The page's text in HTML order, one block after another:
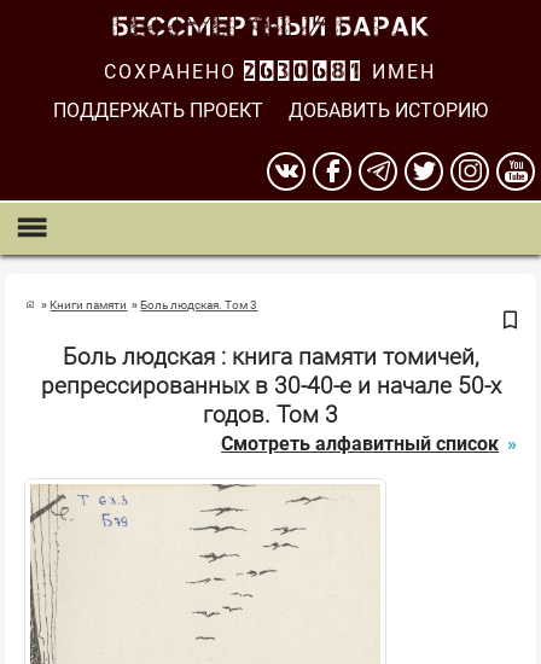
СОХРАНЕНО 2630682
ИМЕН
ПОДДЕРЖАТЬ ПРОЕКТ
ДОБАВИТЬ ИСТОРИЮ
Книги памяти Боль людская. Том 3
Боль людская : книга памяти томичей,
репрессированных в 30-40-е и начале 50-х
годов. Том 3
Смотреть алфавитный список